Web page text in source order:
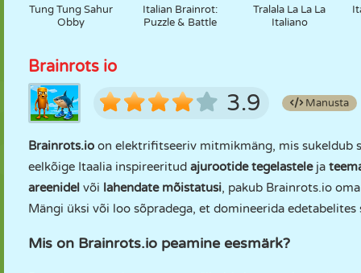
Tung Tung Sahur
Obby
Italian Brainrot:
Puzzle & Battle
Tralala La La La
Italiano
Brainrots io
3.9 Manusta
Brainrots.io on elektrifitseeriv mitmikmäng, mis sukeldub
eelkõige Itaalia inspireeritud ajurootide tegelasteleja
areenidel või lahendate mõistatusi, pakub Brainrots.io
Mängi üksi või loo sõpradega, et domineerida
Mis on Brainrots.io peamine eesmärk?